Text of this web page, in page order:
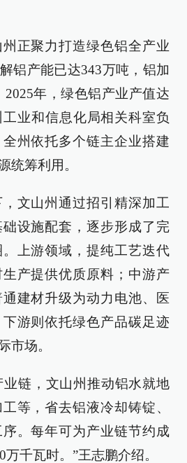
正聚力打造绿色铝全产业
铝产能已达343万吨，铝加
2025年，绿色铝产业产值达
业和信息化局相关科室负
州依托多个链主企业搭建
统筹利用。
文山州通过招引精深加工
设施配套，逐步形成了完
上游领域，提纯工艺迭代
产提供优质原料；中游产
建材升级为动力电池、医
游则依托绿色产品碳足迹
市场。
业链，文山州推动铝水就地
等，省去铝液冷却铸锭、
。每年可为产业链节约成
千瓦时。”王志鹏介绍。